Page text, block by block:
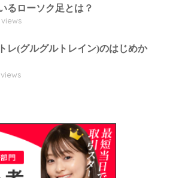
るローソク足とは？
views
レ(グルグルトレイン)のはじめか
views